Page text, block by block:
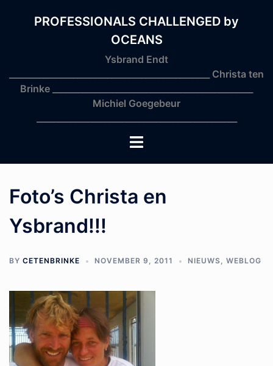
PROFESSIONALS CHALLENGED by
OCEANS
Ysbrand Endt
_______________________________________________ Christa ten
Brinke _______________________________________________
Michiel Goegebeur
Toggle
menu
Foto’s Christa en
Ysbrand!!!
BY CETENBRINKE NOVEMBER 9, 2011 NIEUWS, WEBLOG